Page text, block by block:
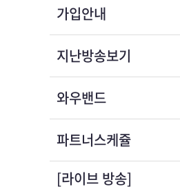
가입안내
지난방송보기
와우밴드
파트너스케쥴
[라이브 방송]